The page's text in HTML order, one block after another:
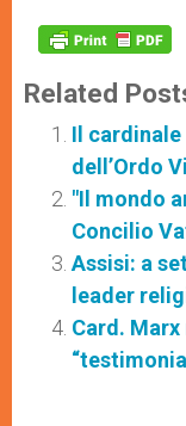
Related
Il
dell’Ordo
"Il mondo
Concilio
Assisi: a
leader
Card.